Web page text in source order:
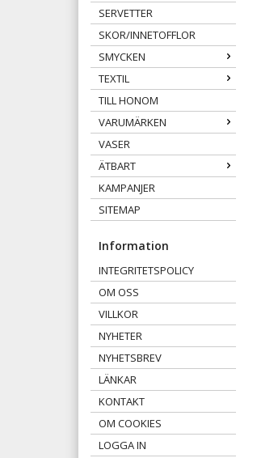
SERVETTER
SKOR/INNETOFFLOR
SMYCKEN
TEXTIL
TILL HONOM
VARUMÄRKEN
VASER
ÄTBART
KAMPANJER
SITEMAP
Information
INTEGRITETSPOLICY
OM OSS
VILLKOR
NYHETER
NYHETSBREV
LÄNKAR
KONTAKT
OM COOKIES
LOGGA IN